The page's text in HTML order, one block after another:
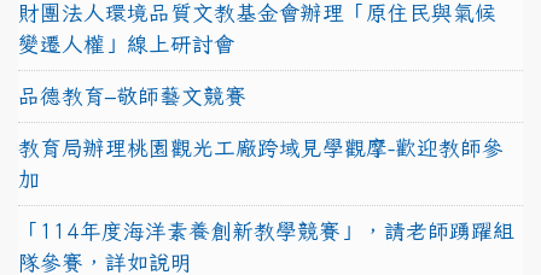
財團法人環境品質文教基金會辦理「原住民與氣候
變遷人權」線上研討會
品德教育–敬師藝文競賽
教育局辦理桃園觀光工廠跨域見學觀摩-歡迎教師參
加
「114年度海洋素養創新教學競賽」，請老師踴躍組
隊參賽，詳如說明